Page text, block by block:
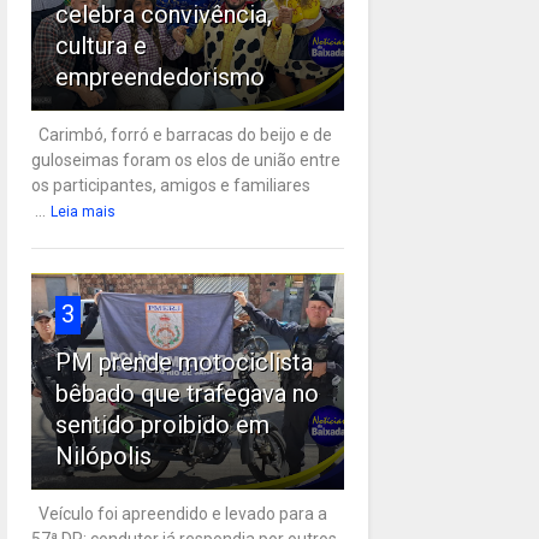
celebra convivência,
cultura e
empreendedorismo
Carimbó, forró e barracas do beijo e de
guloseimas foram os elos de união entre
os participantes, amigos e familiares
... Leia mais
3
PM prende motociclista
bêbado que trafegava no
sentido proibido em
Nilópolis
Veículo foi apreendido e levado para a